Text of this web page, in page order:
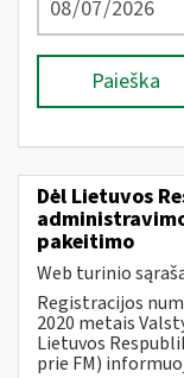
Paieška
Dėl Lietuvos
pakeitimo
Web turinio
Registracijos
2020 metais
Lietuvos
prie FM)